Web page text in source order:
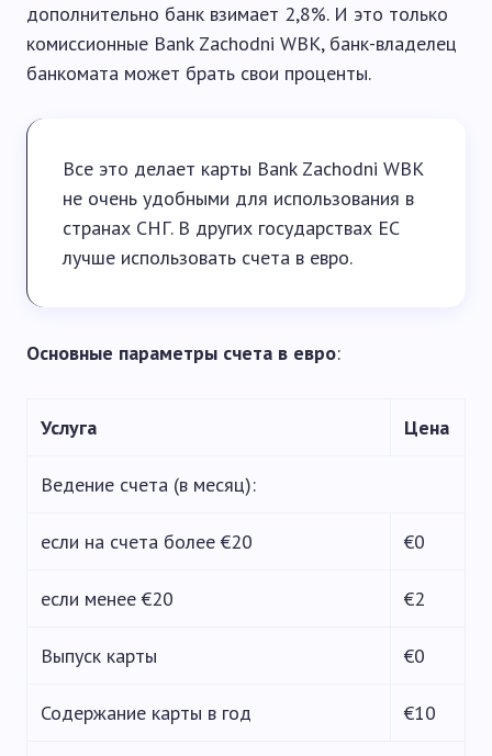
дополнительно банк взимает 2,8%. И это только
комиссионные Bank Zachodni WBK, банк-владелец
банкомата может брать свои проценты.
Все это делает карты Bank Zachodni WBK
не очень удобными для использования в
странах СНГ. В других государствах ЕС
лучше использовать счета в евро.
Основные параметры счета в евро:
Услуга Цена
Ведение счета (в месяц):
если на счета более €20 €0
если менее €20 €2
Выпуск карты €0
Содержание карты в год €10